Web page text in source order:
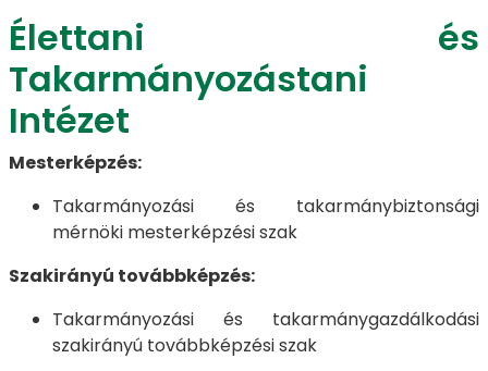
Élettani és
Takarmányozástani
Intézet
Mesterképzés:
Takarmányozási és takarmánybiztonsági
mérnöki mesterképzési szak
Szakirányú továbbképzés:
Takarmányozási és takarmánygazdálkodási
szakirányú továbbképzési szak